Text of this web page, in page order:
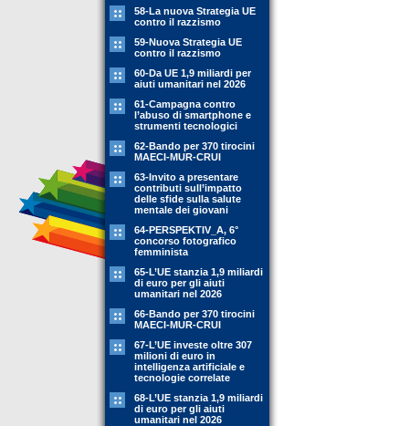
58-La nuova Strategia UE
contro il razzismo
59-Nuova Strategia UE
contro il razzismo
60-Da UE 1,9 miliardi per
aiuti umanitari nel 2026
61-Campagna contro
l’abuso di smartphone e
strumenti tecnologici
62-Bando per 370 tirocini
MAECI-MUR-CRUI
63-Invito a presentare
contributi sull’impatto
delle sfide sulla salute
mentale dei giovani
64-PERSPEKTIV_A, 6°
concorso fotografico
femminista
65-L’UE stanzia 1,9 miliardi
di euro per gli aiuti
umanitari nel 2026
66-Bando per 370 tirocini
MAECI-MUR-CRUI
67-L’UE investe oltre 307
milioni di euro in
intelligenza artificiale e
tecnologie correlate
68-L’UE stanzia 1,9 miliardi
di euro per gli aiuti
umanitari nel 2026